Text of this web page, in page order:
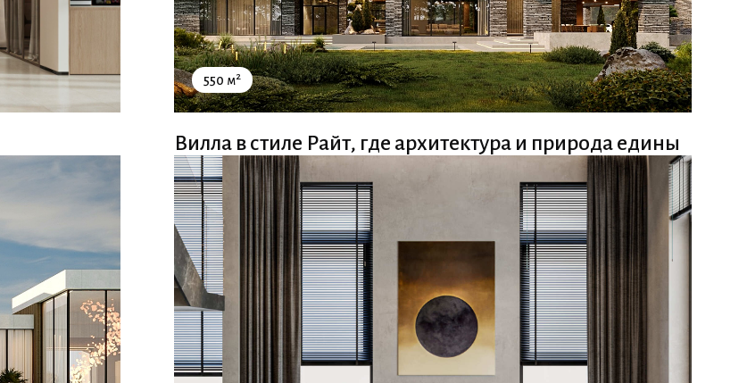
550 м2
Вилла в стиле Райт, где архитектура и природа едины